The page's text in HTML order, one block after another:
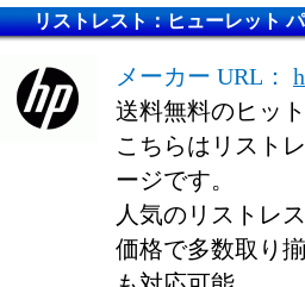
リストレスト：ヒューレット
メーカー URL：
送料無料のヒッ
こちらはリスト
ージです。
人気のリストレ
価格で多数取り